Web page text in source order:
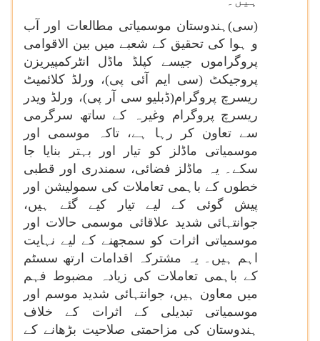
(سی)ہندوستان موسمیاتی مطالعات اور آب
و ہوا کی تحقیق کے شعبے میں بین الاقوامی
پروگراموں جیسے کپلڈ ماڈل انٹرکمپیریزن
پروجیکٹ (سی ایم آئی پی)، ورلڈ کلائمیٹ
ریسرچ پروگرام(ڈبلیو سی آر پی)، ورلڈ ویدر
ریسرچ پروگرام وغیرہ کے ساتھ سرگرمی
سے تعاون کر رہا ہے، تاکہ موسمی اور
موسمیاتی ماڈلز کو تیار اور بہتر بنایا جا
سکے۔ یہ ماڈلز فضائی، سمندری اور قطبی
خطوں کے باہمی تعاملات کی سمولیشن اور
پیش گوئی کے لیے تیار کیے گئے ہیں،
جوانتہائی شدید علاقائی موسمی حالات اور
موسمیاتی اثرات کو سمجھنے کے لیے نہایت
اہم ہیں۔ یہ مشترکہ اقدامات ارتھ سسٹم
کے باہمی تعاملات کی زیادہ مضبوط فہم
میں معاون ہیں، جوانتہائی شدید موسم اور
موسمیاتی تبدیلی کے اثرات کے خلاف
ہندوستان کی مزاحمتی صلاحیت بڑھانے کے